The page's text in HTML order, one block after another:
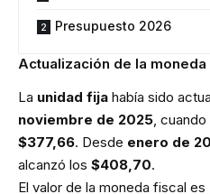
Presupuesto 2026
Actualización de la
La unidad fija había sido
noviembre de 2025,
$377,66. Desde enero de
alcanzó los $408,70.
El valor de la moneda fiscal es